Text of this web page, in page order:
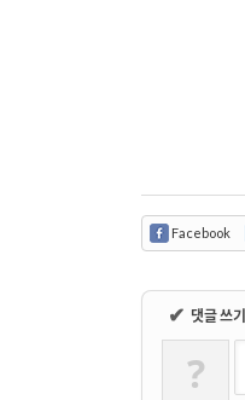
Facebook
✔ 댓글 쓰기
?